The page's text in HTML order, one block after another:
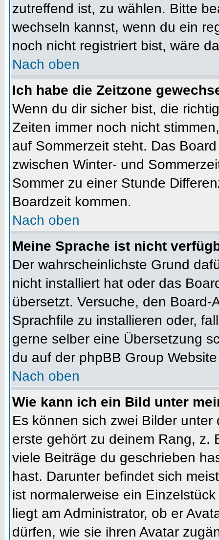
zutreffend ist, zu wählen. Bitte
wechseln kannst, wenn du ein
noch nicht registriert bist, wäre
Nach oben
Ich habe die Zeitzone
Wenn du dir sicher bist, die
Zeiten immer noch nicht
auf Sommerzeit steht. Das
zwischen Winter- und
Sommer zu einer Stunde
Boardzeit kommen.
Nach oben
Meine Sprache ist nicht
Der wahrscheinlichste Grund
nicht installiert hat oder das
übersetzt. Versuche, den
Sprachfile zu installieren oder,
gerne selber eine Übersetzung
du auf der phpBB Group
Nach oben
Wie kann ich ein Bild unter
Es können sich zwei Bilder
erste gehört zu deinem Rang, z.
viele Beiträge du geschrieben
hast. Darunter befindet sich
ist normalerweise ein
liegt am Administrator, ob er
dürfen, wie sie ihren Avatar